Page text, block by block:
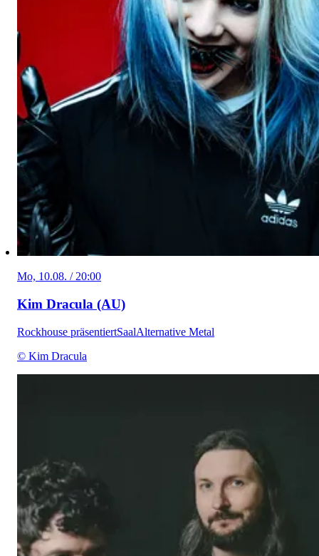
Mo, 10.08. / 20:00
Kim Dracula (AU)
Rockhouse präsentiertSaalAlternative Metal
© Kim Dracula